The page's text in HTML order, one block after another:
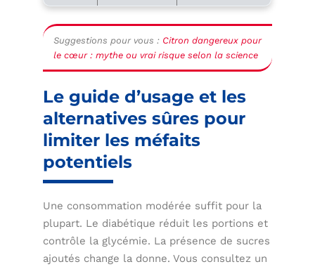
Suggestions pour vous : Citron dangereux pour
le cœur : mythe ou vrai risque selon la science
Le guide d’usage et les
alternatives sûres pour
limiter les méfaits
potentiels
Une consommation modérée suffit pour la
plupart. Le diabétique réduit les portions et
contrôle la glycémie. La présence de sucres
ajoutés change la donne. Vous consultez un